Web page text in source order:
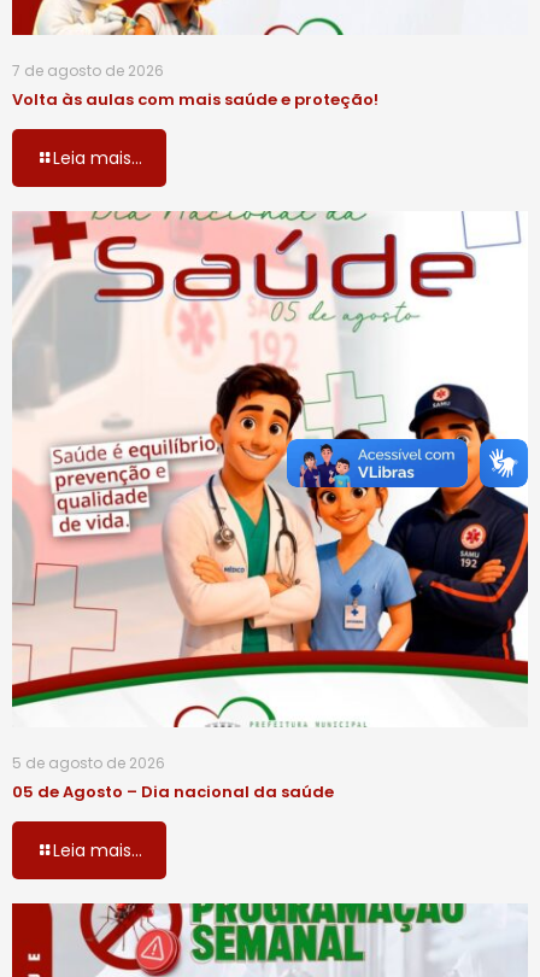
7 de agosto de 2026
Volta às aulas com mais saúde e proteção!
Leia mais...
5 de agosto de 2026
05 de Agosto – Dia nacional da saúde
Leia mais...